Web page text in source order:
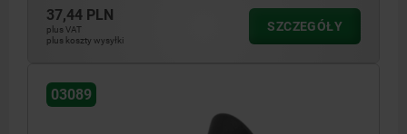
Forma B: bez kłów podpierających, z
nakrętką zabezpieczającą
nakrętki zabezpieczającej
Forma D: z kłami podpierającymi, z nakrętką
37,44 PLN
plus VAT
plus koszty wysyłki
SZCZEGÓŁY
03089